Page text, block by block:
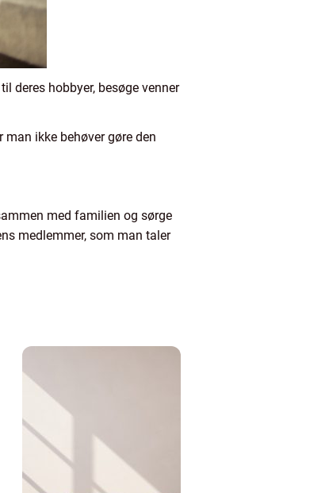
deres hobbyer, besøge venner
ikke behøver gøre den
med familien og sørge
medlemmer, som man taler